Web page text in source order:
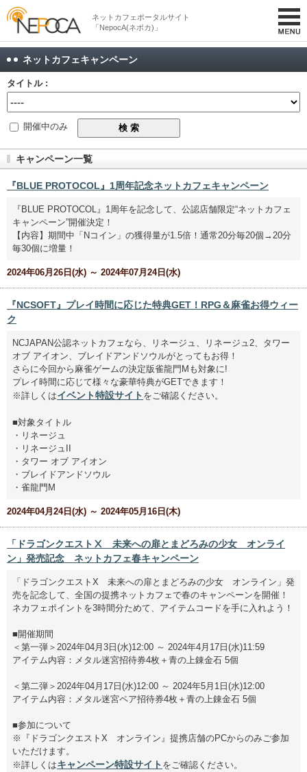
ネットカフェポータルサイト
「NepocA(ネポカ)」
ネットカフェキャンペーン
タイトル :
開催中のみ
キャンペーン一覧
『BLUE PROTOCOL』1周年記念ネットカフェキャンペーン
『BLUE PROTOCOL』1周年を記念して、公認店舗限定“ネットカフェ
キャンペーン”開催決定！
【内容】期間中「Nコイン」の獲得量が1.5倍！通常20分毎20個→20分
毎30個に増量！
2024年06月26日(水) ～ 2024年07月24日(水)
『NCSOFT』プレイ時間に応じた特典GET！RPG＆麻雀お得ウィー
ク
NCJAPAN公認ネットカフェなら、リネージュ、リネージュ2、タワー
オブ アイオン、ブレイドアンドソウルがとってもお得！
さらに今回から麻雀ゲームの決定版雀龍門Mも対象に!
プレイ時間に応じて様々な豪華特典がGETできます！
※詳しくはイベント特設サイト をご確認ください。
■対象タイトル
・リネージュ
・リネージュII
・タワー オブ アイオン
・ブレイドアンドソウル
・雀龍門M
2024年04月24日(水) ～ 2024年05月16日(木)
「ドラゴンクエストⅩ 未来への扉とまどろみの少女 オンライ
ン」発売記念 ネットカフェ春キャンペーン
「ドラゴンクエストX 未来への扉とまどろみの少女 オンライン」発
売を記念して、全国の提携ネットカフェで春のキャンペーンを開催！
ネカフェポイントを3時間分ためて、アイテムコードを手に入れよう！
■開催期間
＜第一弾＞2024年04月3日(水)12:00 ～ 2024年4月17日(水)11:59
アイテム内容：メタル迷宮招待券4枚＋青の上錬金石 5個
＜第二弾＞2024年04月17日(水)12:00 ～ 2024年5月1日(水)12:00
アイテム内容：メタル迷宮ペア招待券4枚＋青の上錬金石 5個
■参加について
※『ドラゴンクエストX オンライン』提携店舗のPCからのみご参加
いただけます。
※詳しくはキャンペーン特設サイト をご確認ください。